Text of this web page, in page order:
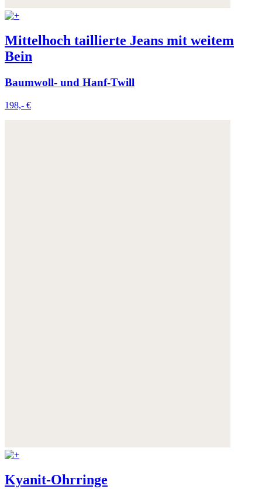
Mittelhoch taillierte Jeans mit weitem
Bein
Baumwoll- und Hanf-Twill
198,- €
Kyanit-Ohrringe